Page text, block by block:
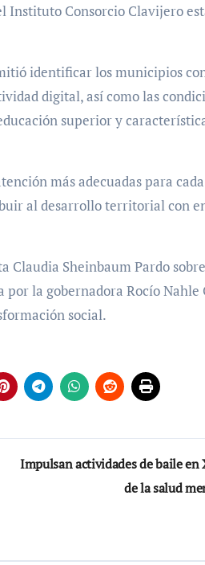
Consorcio Clavijero
identificar los municipios
digital, así como las
superior y
más adecuadas para
al desarrollo territorial con
Claudia Sheinbaum Pardo
la gobernadora Rocío Nahle
social.
Impulsan actividades de baile en
de la salud